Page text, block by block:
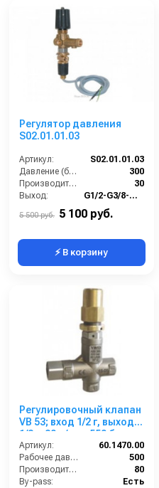
Регулятор давления
S02.01.01.03
Артикул:
S02.01.01.03
Давление (бар):
300
Производительность (л/мин):
30
Выход:
G1/2-G3/8-G1/2
5 500 руб. 5 100 руб.
⚡ В корзину
Регулировочный клапан
VB 53; вход 1/2 г, выход
1/2 г. 80 л/мин 550 бар
нерж. сталь
Артикул:
60.1470.00
Рабочее давление (бар):
500
Производительность (л/мин):
80
By-pass:
Есть